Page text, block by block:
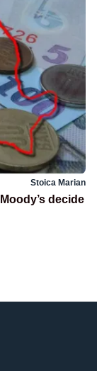
Stoica Marian
decide